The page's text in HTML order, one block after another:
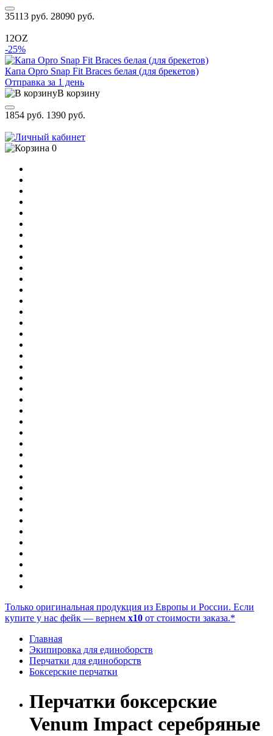
35113 руб. 28090 руб.
12OZ
-25%
Капа Opro Snap Fit Braces белая (для брекетов)
Отправка за 1 день
В корзину
1854 руб. 1390 руб.
0
Только оригинальная продукция из Европы и России. Если
купите у нас фейк — вернем x10 от стоимости заказа.*
Главная
Экипировка для единоборств
Перчатки для единоборств
Боксерские перчатки
Перчатки боксерские
Venum Impact серебряные